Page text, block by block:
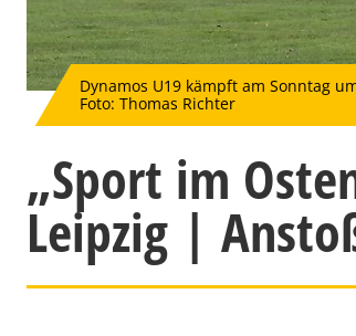
Dynamos U19 kämpft am Sonntag
Foto: Thomas Richter
„Sport im
Leipzig |